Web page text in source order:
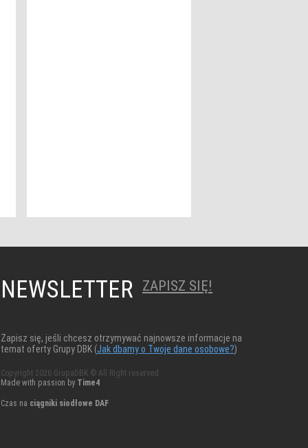
NEWSLETTER ZAPISZ SIĘ!
Zapisz się, jeśli chcesz otrzymywać najnowsze informacje na
temat oferty Grupy DBK (Jak dbamy o Twoje dane osobowe?)
Copyright 2026 GrupaDBK © All Right reserved
Made with passion by Time4
Czas na ciągniki siodłowe DAF